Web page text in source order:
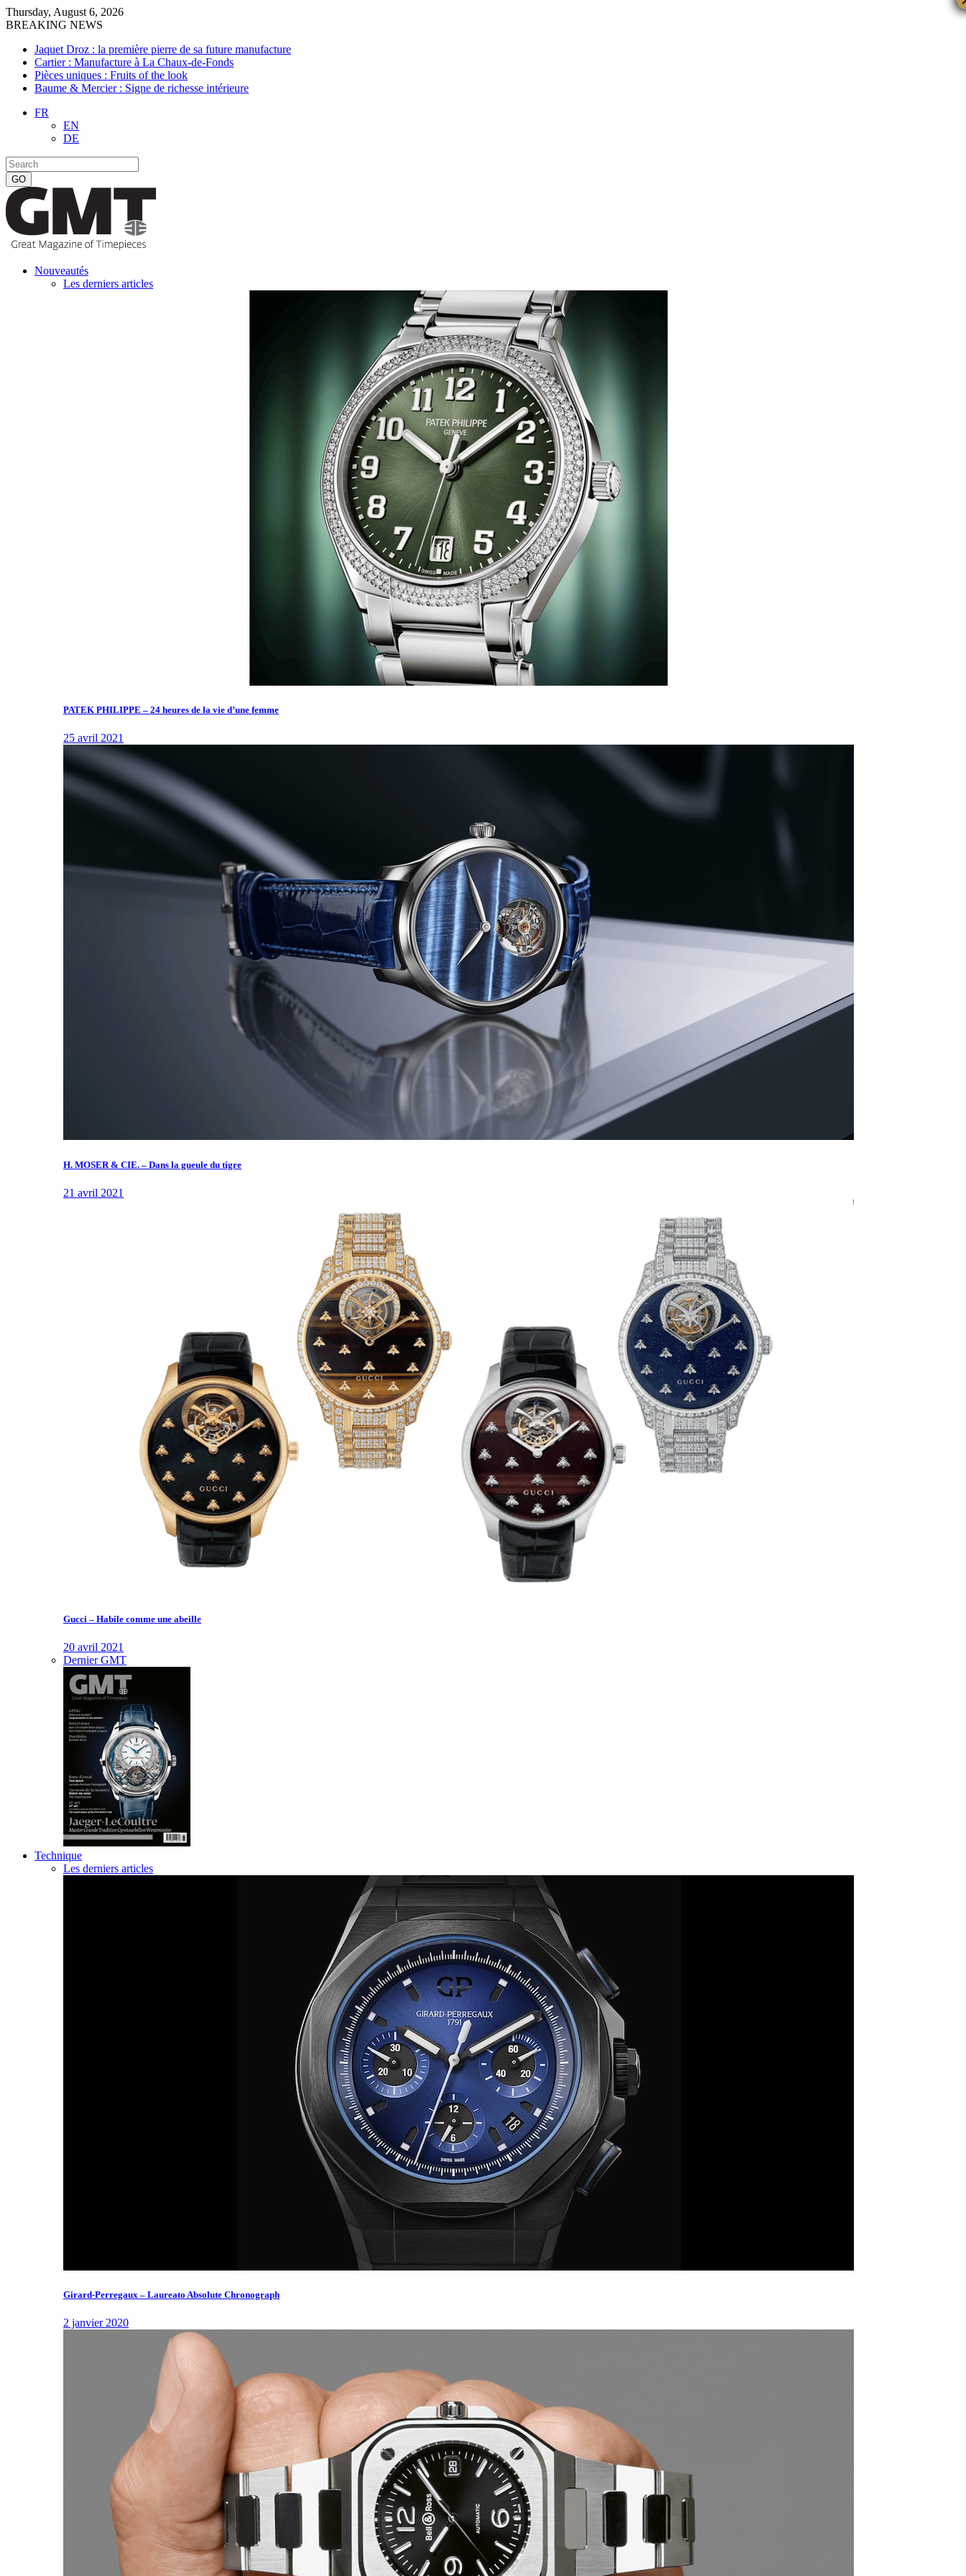
Thursday, August 6, 2026
BREAKING NEWS
Jaquet Droz : la première pierre de sa future manufacture
Cartier : Manufacture à La Chaux-de-Fonds
Pièces uniques : Fruits of the look
Baume & Mercier : Signe de richesse intérieure
FR
EN
DE
Nouveautés
Les derniers articles
PATEK PHILIPPE – 24 heures de la vie d’une femme
25 avril 2021
H. MOSER & CIE. – Dans la gueule du tigre
21 avril 2021
Gucci – Habile comme une abeille
20 avril 2021
Dernier GMT
Technique
Les derniers articles
Girard-Perregaux – Laureato Absolute Chronograph
2 janvier 2020